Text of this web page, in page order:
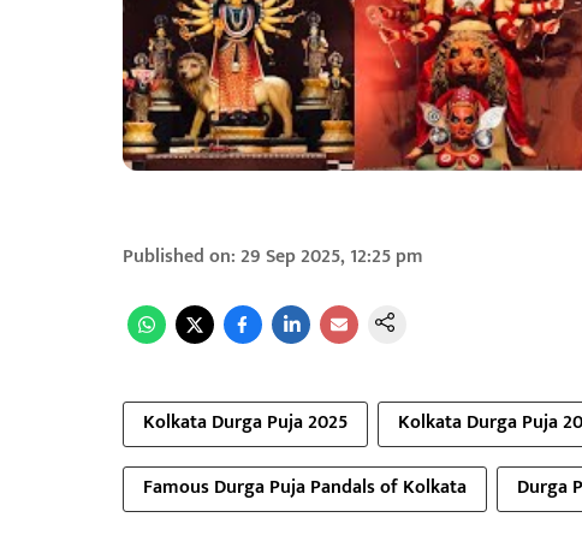
Published on:29 Sep 2025, 12:25 pm
Kolkata Durga Puja 2025
Kolkata Durga Puja
Famous Durga Puja Pandals of Kolkata
Durga